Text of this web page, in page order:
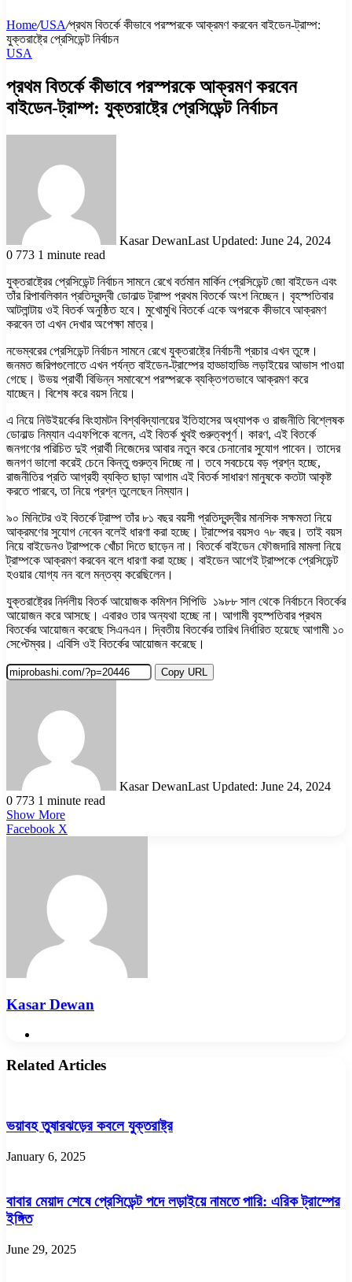
Home/USA/প্রথম বিতর্কে কীভাবে পরস্পরকে আক্রমণ করবেন বাইডেন-ট্রাম্প:
যুক্তরাষ্ট্রে প্রেসিডেন্ট নির্বাচন
USA
প্রথম বিতর্কে কীভাবে পরস্পরকে আক্রমণ করবেন
বাইডেন-ট্রাম্প: যুক্তরাষ্ট্রে প্রেসিডেন্ট নির্বাচন
Kasar DewanLast Updated: June 24, 2024
0 773 1 minute read
যুক্তরাষ্ট্রের প্রেসিডেন্ট নির্বাচন সামনে রেখে বর্তমান মার্কিন প্রেসিডেন্ট জো বাইডেন এবং
তাঁর রিপাবলিকান প্রতিদ্বন্দ্বী ডোনাল্ড ট্রাম্প প্রথম বিতর্কে অংশ নিচ্ছেন। বৃহস্পতিবার
আটলান্টায় ওই বিতর্ক অনুষ্ঠিত হবে। মুখোমুখি বিতর্কে একে অপরকে কীভাবে আক্রমণ
করবেন তা এখন দেখার অপেক্ষা মাত্র।
নভেম্বরের প্রেসিডেন্ট নির্বাচন সামনে রেখে যুক্তরাষ্ট্রে নির্বাচনী প্রচার এখন তুঙ্গে।
জনমত জরিপগুলোতে এখন পর্যন্ত বাইডেন-ট্রাম্পের হাড্ডাহাড্ডি লড়াইয়ের আভাস পাওয়া
গেছে। উভয় প্রার্থী বিভিন্ন সমাবেশে পরস্পরকে ব্যক্তিগতভাবে আক্রমণ করে
যাচ্ছেন। বিশেষ করে বয়স নিয়ে।
এ নিয়ে নিউইয়র্কের বিংহামটন বিশ্ববিদ্যালয়ের ইতিহাসের অধ্যাপক ও রাজনীতি বিশ্লেষক
ডোনাল্ড নিম্যান এএফপিকে বলেন, এই বিতর্ক খুবই গুরুত্বপূর্ণ। কারণ, এই বিতর্কে
জনগণের পরিচিত দুই প্রার্থী নিজেদের আবার নতুন করে চেনানোর সুযোগ পাবেন। তাদের
জনগণ ভালো করেই চেনে কিন্তু গুরুত্ব দিচ্ছে না। তবে সবচেয়ে বড় প্রশ্ন হচ্ছে,
রাজনীতির প্রতি আগ্রহী ব্যক্তি ছাড়া আগাম এই বিতর্ক সাধারণ মানুষকে কতটা আকৃষ্ট
করতে পারবে, তা নিয়ে প্রশ্ন তুলেছেন নিম্যান।
৯০ মিনিটের ওই বিতর্কে ট্রাম্প তাঁর ৮১ বছর বয়সী প্রতিদ্বন্দ্বীর মানসিক সক্ষমতা নিয়ে
আক্রমণের সুযোগ নেবেন বলেই ধারণা করা হচ্ছে। ট্রাম্পের বয়সও ৭৮ বছর। তাই বয়স
নিয়ে বাইডেনও ট্রাম্পকে খোঁচা দিতে ছাড়েন না। বিতর্কে বাইডেন ফৌজদারি মামলা নিয়ে
ট্রাম্পকে আক্রমণ করবেন বলে ধারণা করা হচ্ছে। বাইডেন আগেই ট্রাম্পকে প্রেসিডেন্ট
হওয়ার যোগ্য নন বলে মন্তব্য করেছিলেন।
যুক্তরাষ্ট্রের নির্দলীয় বিতর্ক আয়োজক কমিশন সিপিডি ১৯৮৮ সাল থেকে নির্বাচনে বিতর্কের
আয়োজন করে আসছে। এবারও তার অন্যথা হচ্ছে না। আগামী বৃহস্পতিবার প্রথম
বিতর্কের আয়োজন করেছে সিএনএন। দ্বিতীয় বিতর্কের তারিখ নির্ধারিত হয়েছে আগামী ১০
সেপ্টেম্বর। এবিসি ওই বিতর্কের আয়োজন করেছে।
Copy URL
Kasar DewanLast Updated: June 24, 2024
0 773 1 minute read
Show More
Facebook X
Kasar Dewan
Related Articles
ভয়াবহ তুষারঝড়ের কবলে যুক্তরাষ্ট্র
January 6, 2025
বাবার মেয়াদ শেষে প্রেসিডেন্ট পদে লড়াইয়ে নামতে পারি: এরিক ট্রাম্পের
ইঙ্গিত
June 29, 2025